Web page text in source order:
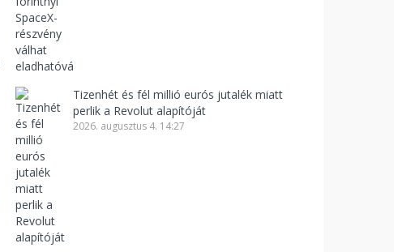
Tizenhét és fél millió eurós jutalék miatt
perlik a Revolut alapítóját
2026. augusztus 4. 14:27